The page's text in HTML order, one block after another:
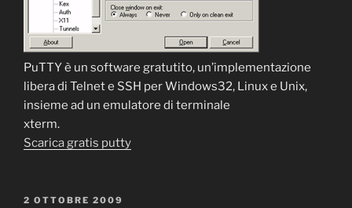
PuTTY è un software gratutito, un’implementazione
libera di Telnet e SSH per Windows32, Linux e Unix,
insieme ad un emulatore di terminale
xterm.
Scarica gratis putty
PUBBLICATO
2 OTTOBRE 2009